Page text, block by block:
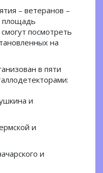
– ветеранов –
площадь
посмотреть
на
в пяти
и
и
и